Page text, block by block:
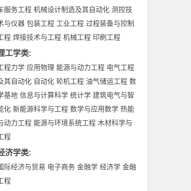
服务工程 机械设计制造及其自动化 测控技
与仪器 包装工程 工业工程 过程装备与控制
程 焊接技术与工程 机械工程 印刷工程
工学类:
程力学 应用物理 能源与动力工程 电气工程
其自动化 自动化 轮机工程 油气储运工程 数
基地 信息与计算科学 统计学 建筑电气与智
化 新能源科学与工程 数学与应用数学 热能
动力工程 能源与环境系统工程 木材科学与
程
济学类:
际经济与贸易 电子商务 金融学 经济学 金融
程